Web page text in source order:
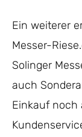
Ein weiterer
Messer-
Solinger
auch
Einkauf noch